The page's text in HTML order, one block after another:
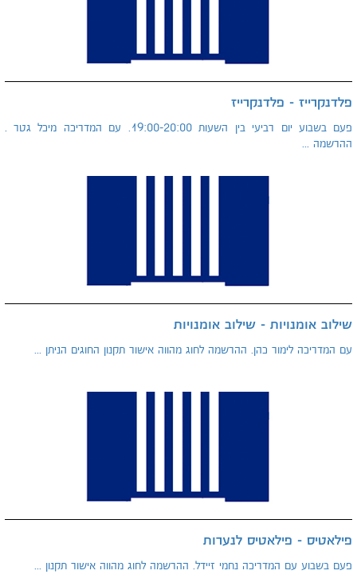
פלדנקרייז - פלדנקרייז
פעם בשבוע יום רביעי בין השעות 19:00-20:00. עם המדריכה מיכל גטר .
ההרשמה ...
שילוב אומנויות - שילוב אומנויות
עם המדריכה לימור כהן. ההרשמה לחוג מהווה אישור תקנון החוגים הניתן ...
פילאטיס - פילאטיס לנערות
פעם בשבוע עם המדריכה נחמי זיידל. ההרשמה לחוג מהווה אישור תקנון ...